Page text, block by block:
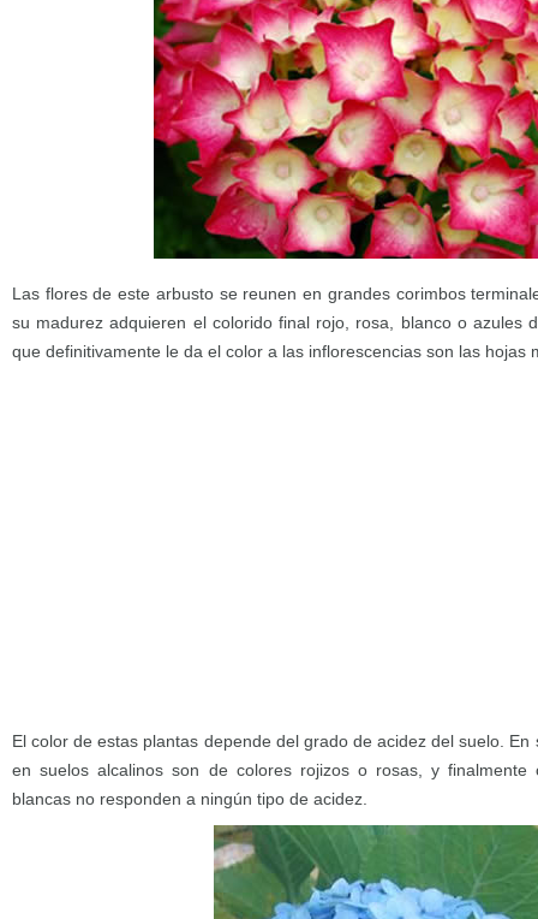
Las flores de este arbusto se reunen en grandes corimbos
su madurez adquieren el colorido final rojo, rosa, blanco o azules
que definitivamente le da el color a las inflorescencias son las hojas
El color de estas plantas depende del grado de acidez del suelo.
en suelos alcalinos son de colores rojizos o rosas, y finalmente
blancas no responden a ningún tipo de acidez.